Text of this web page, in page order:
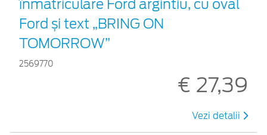
înmatriculare Ford argintiu, cu oval
Ford și text „BRING ON
TOMORROW”
2569770
€ 27,39
Vezi detalii